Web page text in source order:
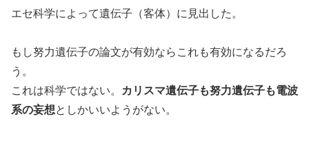
エセ科学によって遺伝子（客体）に見出した 。
もし努力遺伝子の論文が有効ならこれも有効になるだろ
う。
これは科学ではない。
カリスマ遺伝子も努力遺伝子も電波
系の妄想としかいいようがない。